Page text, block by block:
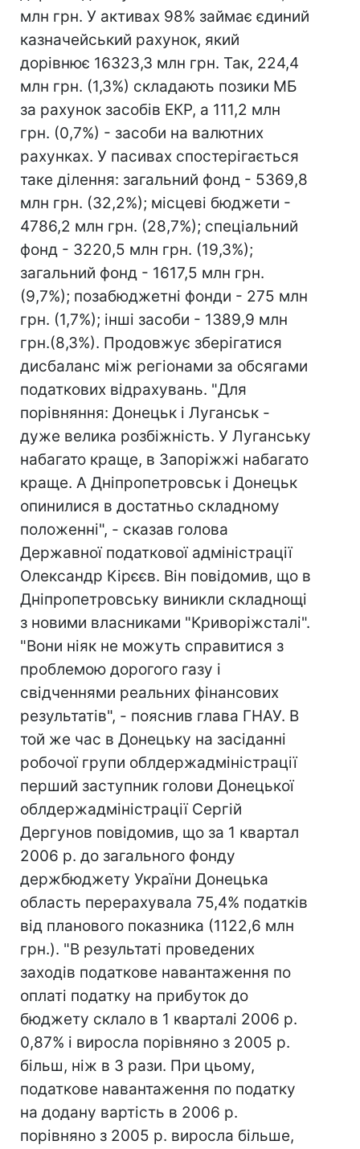
млн грн. У активах 98% займає єдиний
казначейський рахунок, який
дорівнює 16323,3 млн грн. Так, 224,4
млн грн. (1,3%) складають позики МБ
за рахунок засобів ЕКР, а 111,2 млн
грн. (0,7%) - засоби на валютних
рахунках. У пасивах спостерігається
таке ділення: загальний фонд - 5369,8
млн грн. (32,2%); місцеві бюджети -
4786,2 млн грн. (28,7%); спеціальний
фонд - 3220,5 млн грн. (19,3%);
загальний фонд - 1617,5 млн грн.
(9,7%); позабюджетні фонди - 275 млн
грн. (1,7%); інші засоби - 1389,9 млн
грн.(8,3%). Продовжує зберігатися
дисбаланс між регіонами за обсягами
податкових відрахувань. "Для
порівняння: Донецьк і Луганськ -
дуже велика розбіжність. У Луганську
набагато краще, в Запоріжжі набагато
краще. А Дніпропетровськ і Донецьк
опинилися в достатньо складному
положенні", - сказав голова
Державної податкової адміністрації
Олександр Кірєєв. Він повідомив, що в
Дніпропетровську виникли складнощі
з новими власниками "Криворіжсталі".
"Вони ніяк не можуть справитися з
проблемою дорогого газу і
свідченнями реальних фінансових
результатів", - пояснив глава ГНАУ. В
той же час в Донецьку на засіданні
робочої групи облдержадміністрації
перший заступник голови Донецької
облдержадміністрації Сергій
Дергунов повідомив, що за 1 квартал
2006 р. до загального фонду
держбюджету України Донецька
область перерахувала 75,4% податків
від планового показника (1122,6 млн
грн.). "В результаті проведених
заходів податкове навантаження по
оплаті податку на прибуток до
бюджету склало в 1 кварталі 2006 р.
0,87% і виросла порівняно з 2005 р.
більш, ніж в 3 рази. При цьому,
податкове навантаження по податку
на додану вартість в 2006 р.
порівняно з 2005 р. виросла більше,